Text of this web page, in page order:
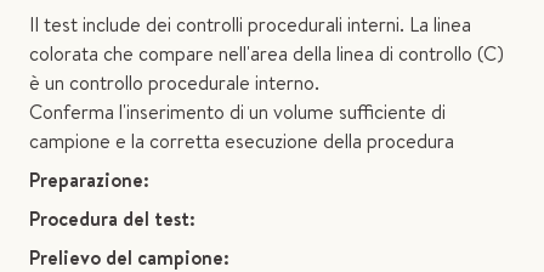
Il test include dei controlli procedurali interni. La linea
colorata che compare nell'area della linea di controllo (C)
è un controllo procedurale interno.
Conferma l'inserimento di un volume sufficiente di
campione e la corretta esecuzione della procedura
Preparazione:
Procedura del test:
Prelievo del campione: